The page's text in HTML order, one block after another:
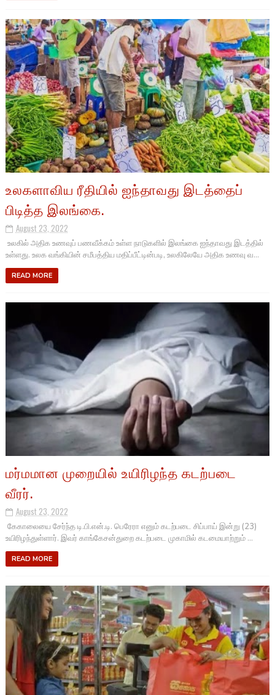
உலகளாவிய ரீதியில் ஐந்தாவது இடத்தைப்
பிடித்த இலங்கை.
August 23, 2022
உலகில் அதிக உணவுப் பணவீக்கம் உள்ள நாடுகளில் இலங்கை ஐந்தாவது இடத்தில்
உள்ளது. உலக வங்கியின் சமீபத்திய மதிப்பீட்டின்படி, உலகிலேயே அதிக உணவு வ...
READ MORE
மர்மமான முறையில் உயிரிழந்த கடற்படை
வீரர்.
August 23, 2022
கேகாலையை சேர்ந்த டி.பி.என்.டி. பெரேரா எனும் கடற்படை சிப்பாய் இன்று (23)
உயிரிழந்துள்ளார். இவர் காங்கேசன்துறை கடற்படை முகாமில் கடமையாற்றும் ...
READ MORE